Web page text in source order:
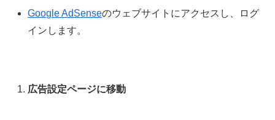
Google AdSenseのウェブサイトにアクセスし、ログ
インします。
広告設定ページに移動